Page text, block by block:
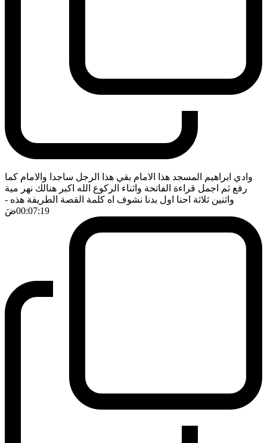
وادي ابراهيم المسجد هذا الامام بقي هذا الرجل ساجدا والامام كما
رفع ثم اجمل قراءة الفاتحة واثناء الركوع الله اكبر هنالك نهر مية
واثنين ثلاثة احنا اول بدنا نشوف اه كلمة القصة الطريفة هذه -
00:07:19ضَ